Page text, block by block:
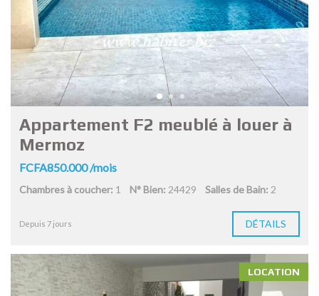
Appartement F2 meublé à louer à
Mermoz
FCFA850.000 /mois
Chambres à coucher: 1 N° Bien: 24429 Salles de Bain: 2
Depuis 7 jours DÉTAILS
LOCATION